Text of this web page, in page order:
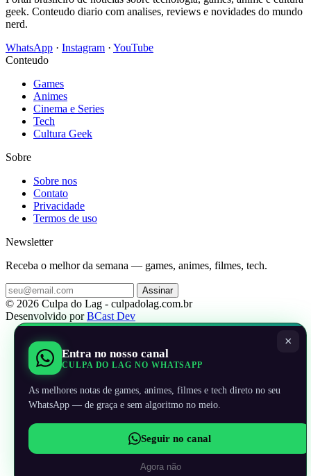
geek. Conteudo diario com analises, reviews e novidades do mundo
nerd.
WhatsApp · Instagram · YouTube
Conteudo
Games
Animes
Cinema e Series
Tech
Cultura Geek
Sobre
Sobre nos
Contato
Privacidade
Termos de uso
Newsletter
Receba o melhor da semana — games, animes, filmes, tech.
Assinar
© 2026 Culpa do Lag - culpadolag.com.br
Desenvolvido porBCast Dev
×
Entra no nosso canal
CULPA DO LAG NO WHATSAPP
As melhores notas de games, animes, filmes e tech direto no seu
WhatsApp — de graça e sem algoritmo no meio.
Seguir no canal
Agora não